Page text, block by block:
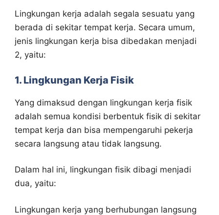
Lingkungan kerja adalah segala sesuatu yang
berada di sekitar tempat kerja. Secara umum,
jenis lingkungan kerja bisa dibedakan menjadi
2, yaitu:
1. Lingkungan Kerja Fisik
Yang dimaksud dengan lingkungan kerja fisik
adalah semua kondisi berbentuk fisik di sekitar
tempat kerja dan bisa mempengaruhi pekerja
secara langsung atau tidak langsung.
Dalam hal ini, lingkungan fisik dibagi menjadi
dua, yaitu:
Lingkungan kerja yang berhubungan langsung